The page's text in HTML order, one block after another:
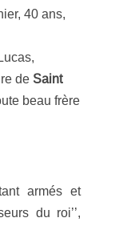
40 ans,
de Saint
beau frère
armés et
du roi’’,